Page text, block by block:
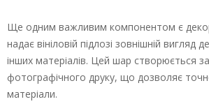
Ще одним важливим компонентом є
надає вініловій підлозі зовнішній
інших матеріалів. Цей шар створюється
фотографічного друку, що дозволяє
матеріали.